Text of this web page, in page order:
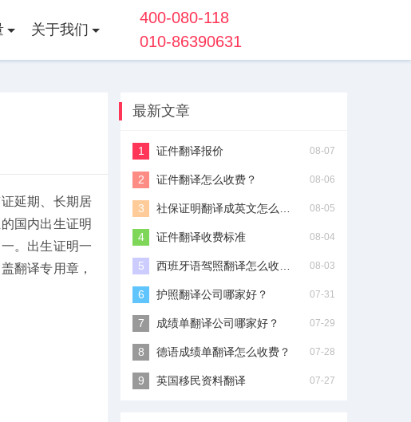
关于我们
400-080-118
010-86390631
延期、长期居
国内出生证明
。出生证明一
翻译专用章，
最新文章
证件翻译报价 08-07
证件翻译怎么收费？ 08-06
08-05
证件翻译收费标准 08-04
08-03
护照翻译公司哪家好？ 07-31
成绩单翻译公司哪家好？ 07-29
德语成绩单翻译怎么收费？ 07-28
英国移民资料翻译 07-27